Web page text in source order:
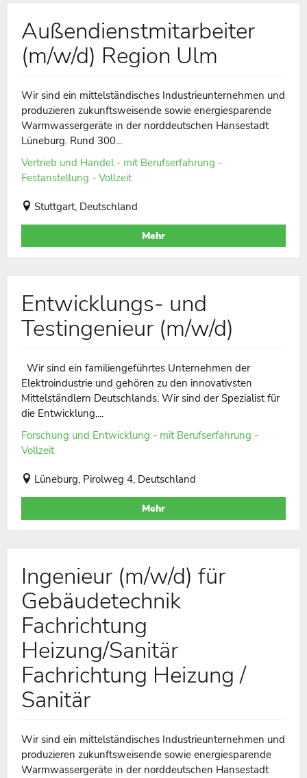
Außendienstmitarbeiter
(m/w/d) Region Ulm
Wir sind ein mittelständisches Industrieunternehmen und
produzieren zukunftsweisende sowie energiesparende
Warmwassergeräte in der norddeutschen Hansestadt
Lüneburg. Rund 300...
Vertrieb und Handel - mit Berufserfahrung -
Festanstellung - Vollzeit
Stuttgart, Deutschland
Mehr
Entwicklungs- und
Testingenieur (m/w/d)
Wir sind ein familiengeführtes Unternehmen der
Elektroindustrie und gehören zu den innovativsten
Mittelständlern Deutschlands. Wir sind der Spezialist für
die Entwicklung,...
Forschung und Entwicklung - mit Berufserfahrung -
Vollzeit
Lüneburg, Pirolweg 4, Deutschland
Mehr
Ingenieur (m/w/d) für
Gebäudetechnik
Fachrichtung
Heizung/Sanitär
Fachrichtung Heizung /
Sanitär
Wir sind ein mittelständisches Industrieunternehmen und
produzieren zukunftsweisende sowie energiesparende
Warmwassergeräte in der norddeutschen Hansestadt